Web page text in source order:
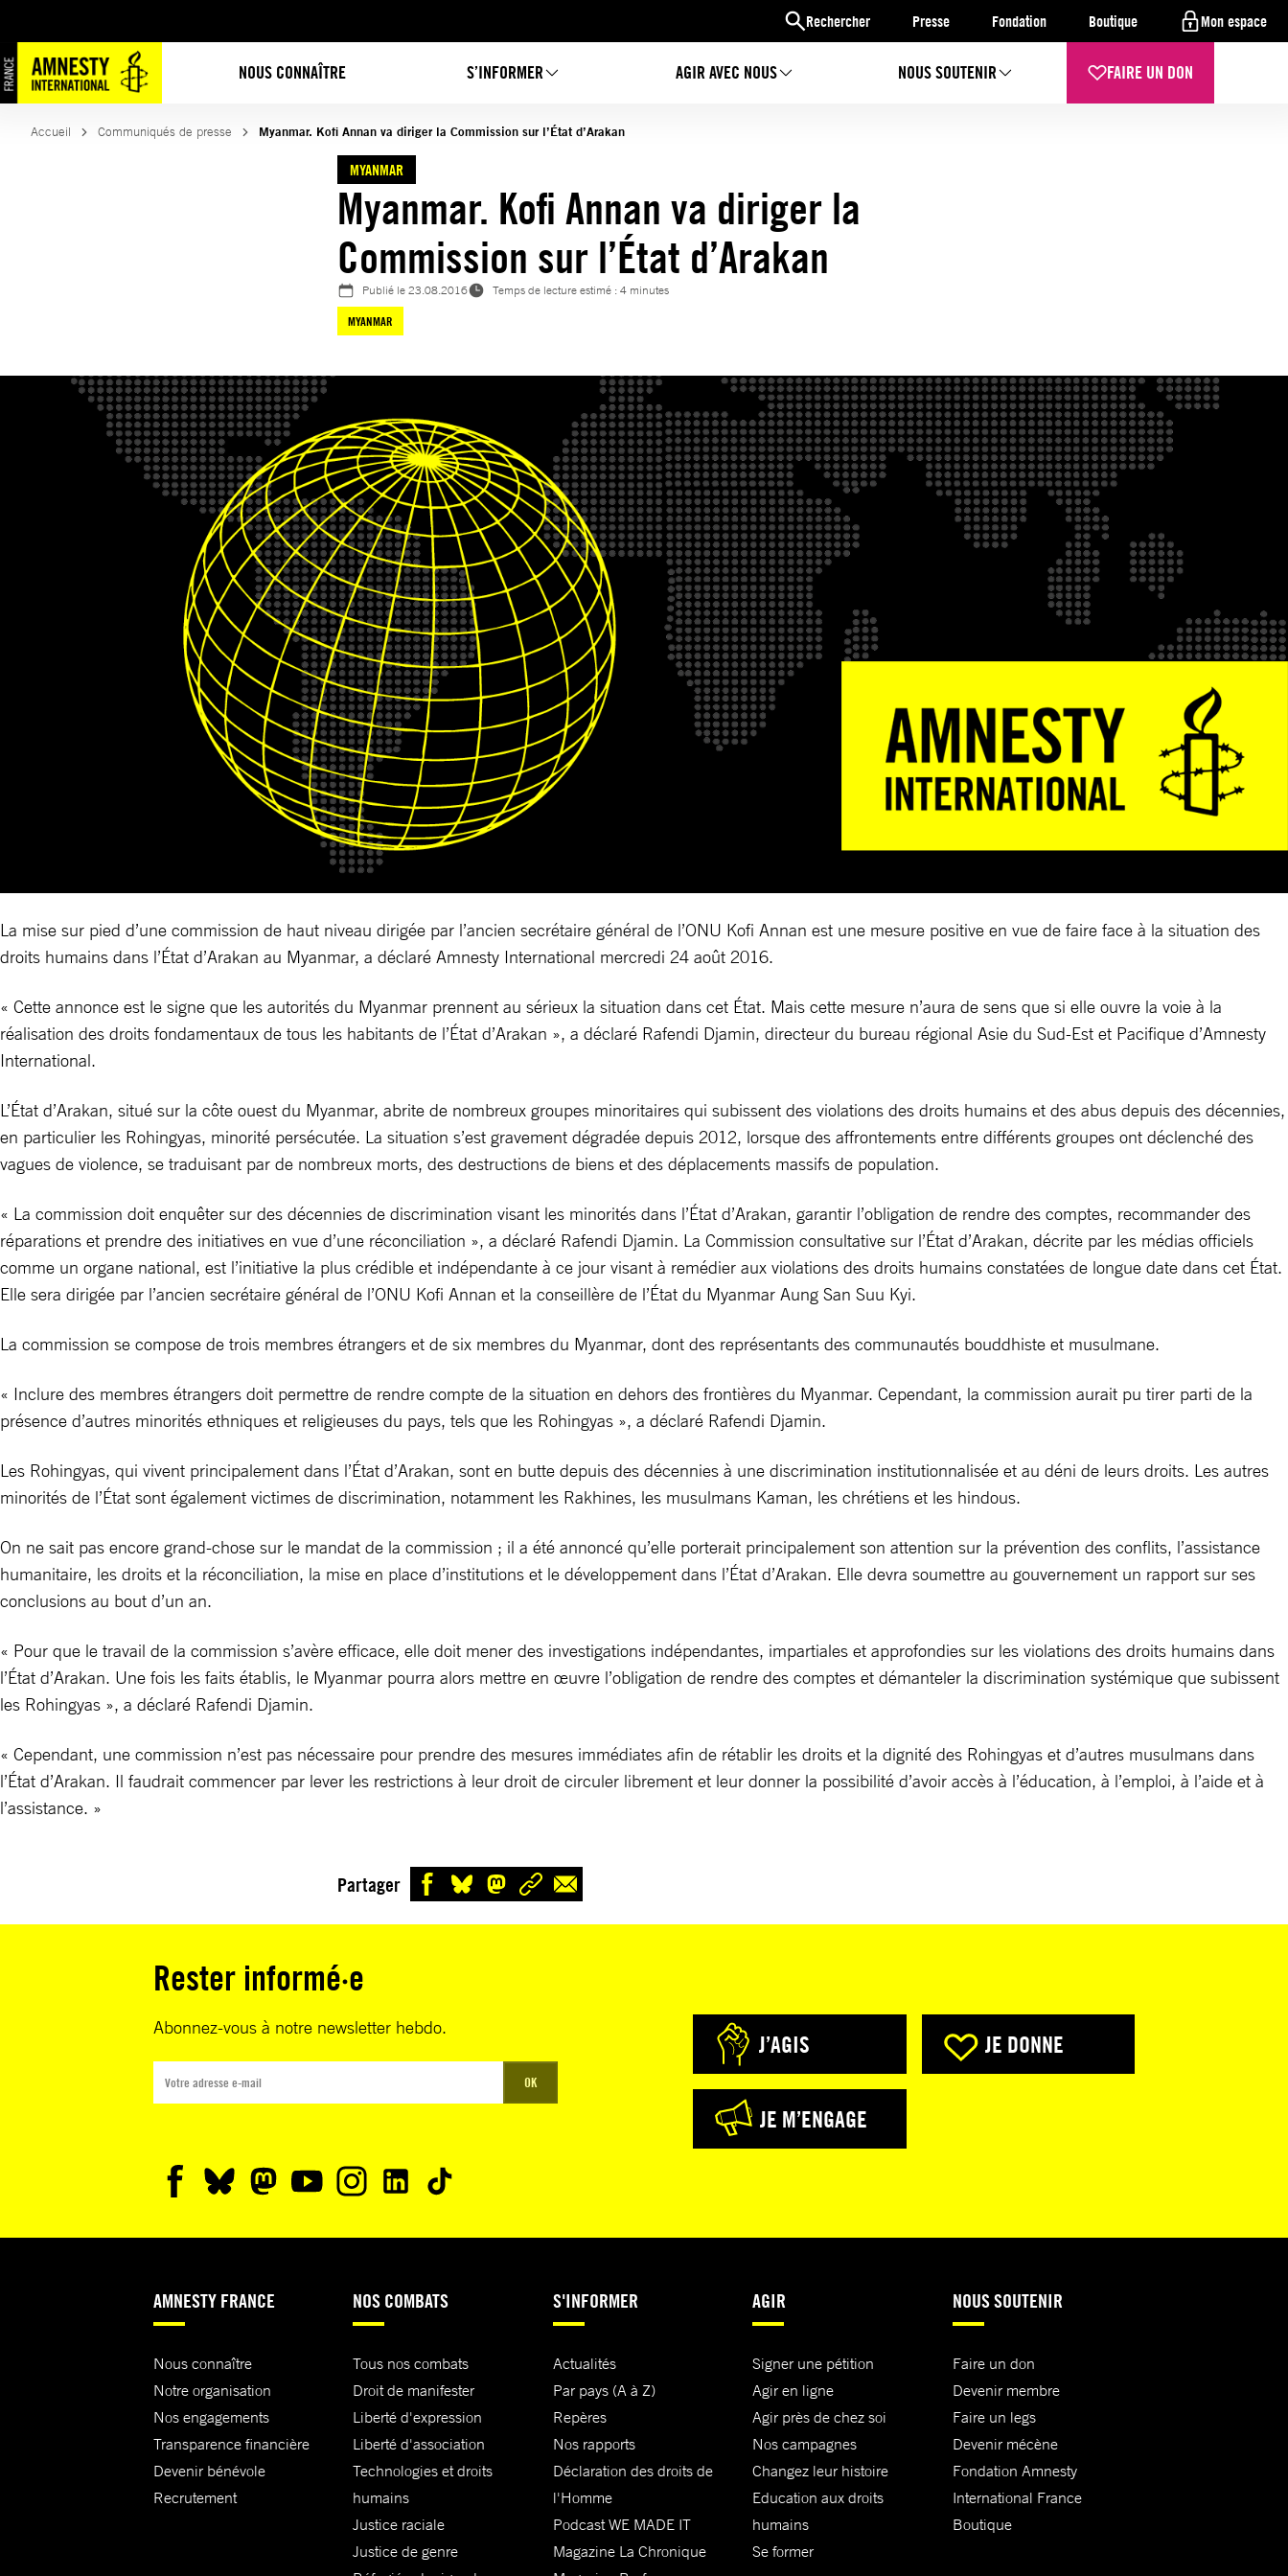
Rechercher Presse Fondation Boutique Mon espace
NOUS CONNAÎTRE S’INFORMER AGIR AVEC NOUS NOUS SOUTENIR FAIRE UN DON
au
contenu
Accueil Communiqués de presse Myanmar. Kofi Annan va diriger la Commission sur l’État d’Arakan
MYANMAR
Myanmar. Kofi Annan va diriger la
Commission sur l’État d’Arakan
Publié le23.08.2016
Temps de lecture estimé : 4 minutes
MYANMAR
La mise sur pied d’une commission de haut niveau dirigée par l’ancien secrétaire général de l’ONU Kofi Annan est une mesure positive en vue de faire face à la situation des
droits humains dans l’État d’Arakan au Myanmar, a déclaré Amnesty International mercredi 24 août 2016.
« Cette annonce est le signe que les autorités du Myanmar prennent au sérieux la situation dans cet État. Mais cette mesure n’aura de sens que si elle ouvre la voie à la
réalisation des droits fondamentaux de tous les habitants de l’État d’Arakan », a déclaré Rafendi Djamin, directeur du bureau régional Asie du Sud-Est et Pacifique d’Amnesty
International.
L’État d’Arakan, situé sur la côte ouest du Myanmar, abrite de nombreux groupes minoritaires qui subissent des violations des droits humains et des abus depuis des décennies,
en particulier les Rohingyas, minorité persécutée. La situation s’est gravement dégradée depuis 2012, lorsque des affrontements entre différents groupes ont déclenché des
vagues de violence, se traduisant par de nombreux morts, des destructions de biens et des déplacements massifs de population.
« La commission doit enquêter sur des décennies de discrimination visant les minorités dans l’État d’Arakan, garantir l’obligation de rendre des comptes, recommander des
réparations et prendre des initiatives en vue d’une réconciliation », a déclaré Rafendi Djamin. La Commission consultative sur l’État d’Arakan, décrite par les médias officiels
comme un organe national, est l’initiative la plus crédible et indépendante à ce jour visant à remédier aux violations des droits humains constatées de longue date dans cet État.
Elle sera dirigée par l’ancien secrétaire général de l’ONU Kofi Annan et la conseillère de l’État du Myanmar Aung San Suu Kyi.
La commission se compose de trois membres étrangers et de six membres du Myanmar, dont des représentants des communautés bouddhiste et musulmane.
« Inclure des membres étrangers doit permettre de rendre compte de la situation en dehors des frontières du Myanmar. Cependant, la commission aurait pu tirer parti de la
présence d’autres minorités ethniques et religieuses du pays, tels que les Rohingyas », a déclaré Rafendi Djamin.
Les Rohingyas, qui vivent principalement dans l’État d’Arakan, sont en butte depuis des décennies à une discrimination institutionnalisée et au déni de leurs droits. Les autres
minorités de l’État sont également victimes de discrimination, notamment les Rakhines, les musulmans Kaman, les chrétiens et les hindous.
On ne sait pas encore grand-chose sur le mandat de la commission ; il a été annoncé qu’elle porterait principalement son attention sur la prévention des conflits, l’assistance
humanitaire, les droits et la réconciliation, la mise en place d’institutions et le développement dans l’État d’Arakan. Elle devra soumettre au gouvernement un rapport sur ses
conclusions au bout d’un an.
« Pour que le travail de la commission s’avère efficace, elle doit mener des investigations indépendantes, impartiales et approfondies sur les violations des droits humains dans
l’État d’Arakan. Une fois les faits établis, le Myanmar pourra alors mettre en œuvre l’obligation de rendre des comptes et démanteler la discrimination systémique que subissent
les Rohingyas », a déclaré Rafendi Djamin.
« Cependant, une commission n’est pas nécessaire pour prendre des mesures immédiates afin de rétablir les droits et la dignité des Rohingyas et d’autres musulmans dans
l’État d’Arakan. Il faudrait commencer par lever les restrictions à leur droit de circuler librement et leur donner la possibilité d’avoir accès à l’éducation, à l’emploi, à l’aide et à
l’assistance. »
Partager
Rester informé·e
Abonnez-vous à notre newsletter hebdo.
OK
J’AGIS JE DONNE
JE M’ENGAGE
AMNESTY FRANCE
Nous connaître
Notre organisation
Nos engagements
Transparence financière
Devenir bénévole
Recrutement
NOS COMBATS
Tous nos combats
Droit de manifester
Liberté d'expression
Liberté d'association
Technologies et droits
humains
Justice raciale
Justice de genre
S'INFORMER
Actualités
Par pays (A à Z)
Repères
Nos rapports
Déclaration des droits de
l'Homme
Podcast WE MADE IT
Magazine La Chronique
AGIR
Signer une pétition
Agir en ligne
Agir près de chez soi
Nos campagnes
Changez leur histoire
Education aux droits
humains
Se former
NOUS SOUTENIR
Faire un don
Devenir membre
Faire un legs
Devenir mécène
Fondation Amnesty
International France
Boutique